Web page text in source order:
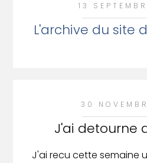
13
L'archive du site
30
J'ai detourne
J'ai recu cette semaine